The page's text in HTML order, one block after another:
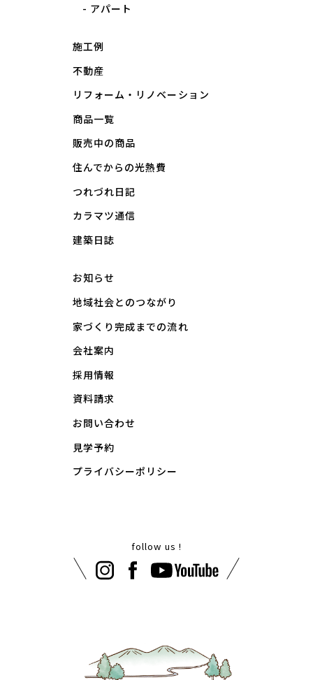
アパート
施工例
不動産
リフォーム・リノベーション
商品一覧
販売中の商品
住んでからの光熱費
つれづれ日記
カラマツ通信
建築日誌
お知らせ
地域社会とのつながり
家づくり完成までの流れ
会社案内
採用情報
資料請求
お問い合わせ
見学予約
プライバシーポリシー
follow us !